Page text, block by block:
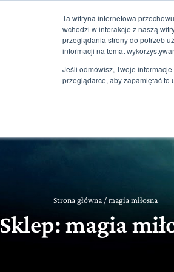
Ta witryna internetowa
wchodzi w interakcje z naszą
przeglądania strony do potrzeb
informacji na temat
Jeśli odmówisz, Twoje
przeglądarce, aby zapamiętać to
sklep@ksiegarniamagiczna.pl sklep
Strona Główna
Strona główna / magia miłosna
Sklep: magia